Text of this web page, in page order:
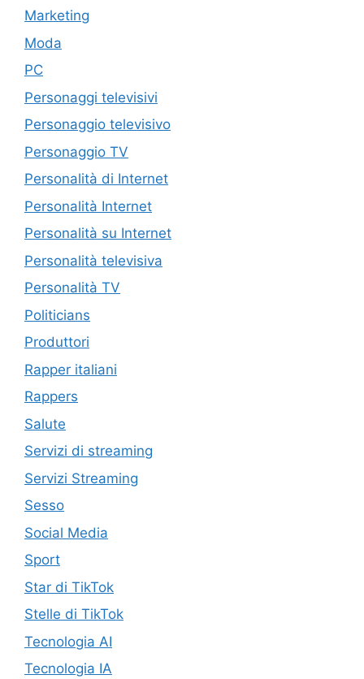
Marketing
Moda
PC
Personaggi televisivi
Personaggio televisivo
Personaggio TV
Personalità di Internet
Personalità Internet
Personalità su Internet
Personalità televisiva
Personalità TV
Politicians
Produttori
Rapper italiani
Rappers
Salute
Servizi di streaming
Servizi Streaming
Sesso
Social Media
Sport
Star di TikTok
Stelle di TikTok
Tecnologia AI
Tecnologia IA